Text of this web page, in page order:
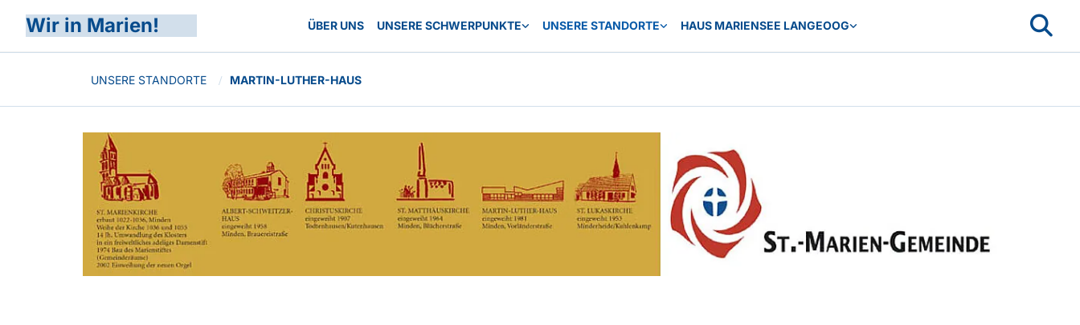
Wir in Marien! ÜBER UNS UNSERE SCHWERPUNKTE UNSERE STANDORTE HAUS MARIENSEE LANGEOOG
UNSERE STANDORTE / MARTIN-LUTHER-HAUS